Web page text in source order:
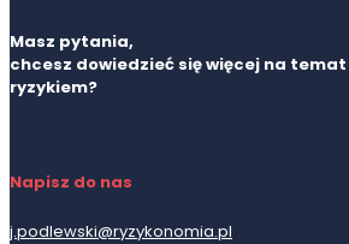
Masz pytania,
chcesz dowiedzieć się więcej na
ryzykiem?
Napisz do nas
j.podlewski@ryzykonomia.pl